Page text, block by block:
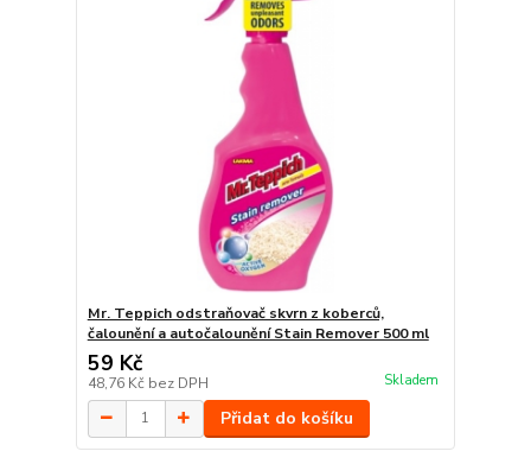
Mr. Teppich odstraňovač skvrn z koberců,
čalounění a autočalounění Stain Remover 500 ml
59 Kč
48,76 Kč bez DPH Skladem
Přidat do košíku